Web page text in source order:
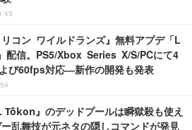
リコン ワイルドランズ』無料アプデ「L
配信。PS5/Xbox Series X/S/PCにて4
び60fps対応―新作の開発も発表
Tōkon』のデッドプールは瞬獄殺も使え
乱舞技が元ネタの隠しコマンドが発見